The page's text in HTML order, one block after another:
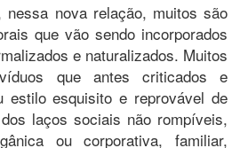
nessa nova relação, muitos são
que vão sendo incorporados
e naturalizados. Muitos
que antes criticados e
estilo esquisito e reprovável de
laços sociais não rompíveis,
ou corporativa, familiar,